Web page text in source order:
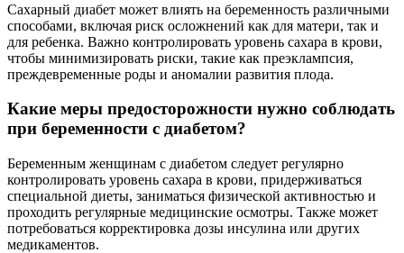
Сахарный диабет может влиять на беременность различными
способами, включая риск осложнений как для матери, так и
для ребенка. Важно контролировать уровень сахара в крови,
чтобы минимизировать риски, такие как преэклампсия,
преждевременные роды и аномалии развития плода.
Какие меры предосторожности нужно соблюдать
при беременности с диабетом?
Беременным женщинам с диабетом следует регулярно
контролировать уровень сахара в крови, придерживаться
специальной диеты, заниматься физической активностью и
проходить регулярные медицинские осмотры. Также может
потребоваться корректировка дозы инсулина или других
медикаментов.